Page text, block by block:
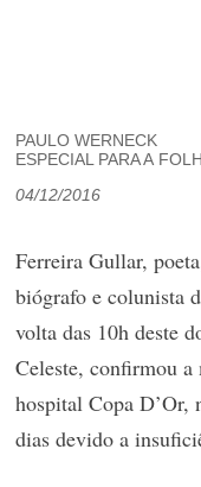
PAULO WERNECK
ESPECIAL PARA A
04/12/2016
Ferreira Gullar,
biógrafo e colunista
volta das 10h deste
Celeste, confirmou a
hospital Copa D’Or,
dias devido a